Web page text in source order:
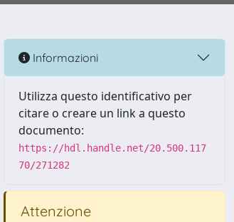
Informazioni
Utilizza questo identificativo per
citare o creare un link a questo
documento:
https://hdl.handle.net/20.500.117
70/271282
Attenzione